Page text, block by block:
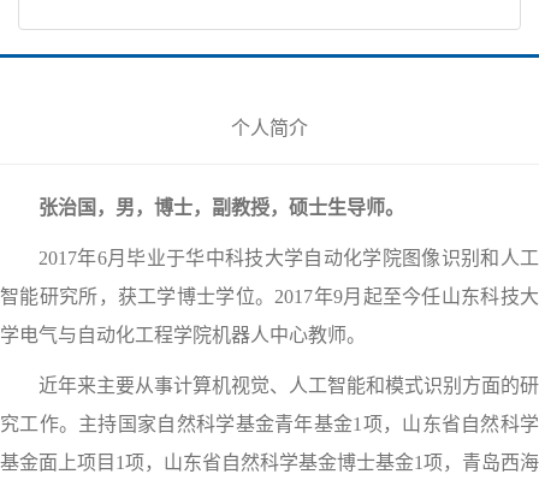
个人简介
张治国，男，博士，副教授，硕士生导师。
2017年6月毕业于华中科技大学自动化学院图像识别和人工
智能研究所，获工学博士学位。2017年9月起至今任山东科技大
学电气与自动化工程学院机器人中心教师。
近年来主要从事计算机视觉、人工智能和模式识别方面的研
究工作。主持国家自然科学基金青年基金1项，山东省自然科学
基金面上项目1项，山东省自然科学基金博士基金1项，青岛西海